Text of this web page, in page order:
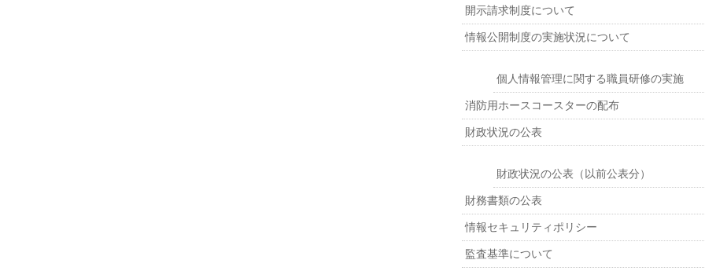
開示請求制度について
情報公開制度の実施状況について
個人情報管理に関する職員研修の実施
消防用ホースコースターの配布
財政状況の公表
財政状況の公表（以前公表分）
財務書類の公表
情報セキュリティポリシー
監査基準について